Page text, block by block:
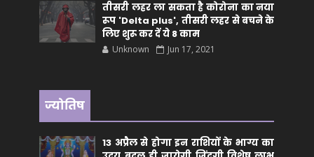
तीसरी लहर ला सकता है कोरोना का नया
रूप 'Delta plus', तीसरी लहर से बचने के
लिए शुरू कर दें ये 8 काम
Unknown Jun 17, 2021
ज्योतिष
13 अप्रैल से होगा इन राशियों के भाग्य का